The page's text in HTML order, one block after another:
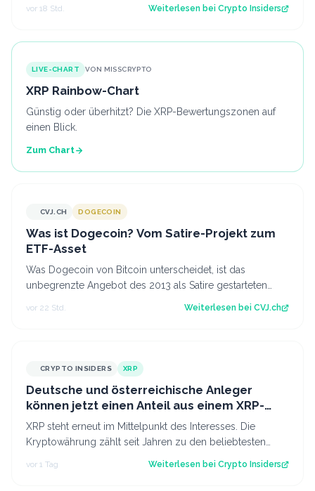
vor 18 Std. Weiterlesen bei Crypto Insiders
LIVE-CHART VON MISSCRYPTO
XRP Rainbow-Chart
Günstig oder überhitzt? Die XRP-Bewertungszonen auf
einen Blick.
Zum Chart
CVJ.CHCVJ.CH DOGECOIN
Was ist Dogecoin? Vom Satire-Projekt zum
ETF-Asset
Was Dogecoin von Bitcoin unterscheidet, ist das
unbegrenzte Angebot des 2013 als Satire gestarteten
vor 22 Std. Weiterlesen bei CVJ.ch
CRYPTO INSIDERS XRP
Deutsche und österreichische Anleger
können jetzt einen Anteil aus einem XRP-
Topf im Wert von 190.000 € sichern
XRP steht erneut im Mittelpunkt des Interesses. Die
Kryptowährung zählt seit Jahren zu den beliebtesten
vor 1 Tag Weiterlesen bei Crypto Insiders